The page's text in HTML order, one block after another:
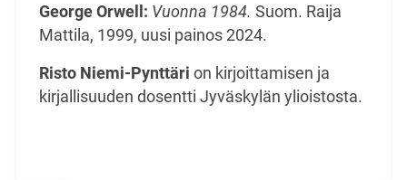
George Orwell: Vuonna 1984. Suom. Raija
Mattila, 1999, uusi painos 2024.
Risto Niemi-Pynttäri on kirjoittamisen ja
kirjallisuuden dosentti Jyväskylän ylioistosta.